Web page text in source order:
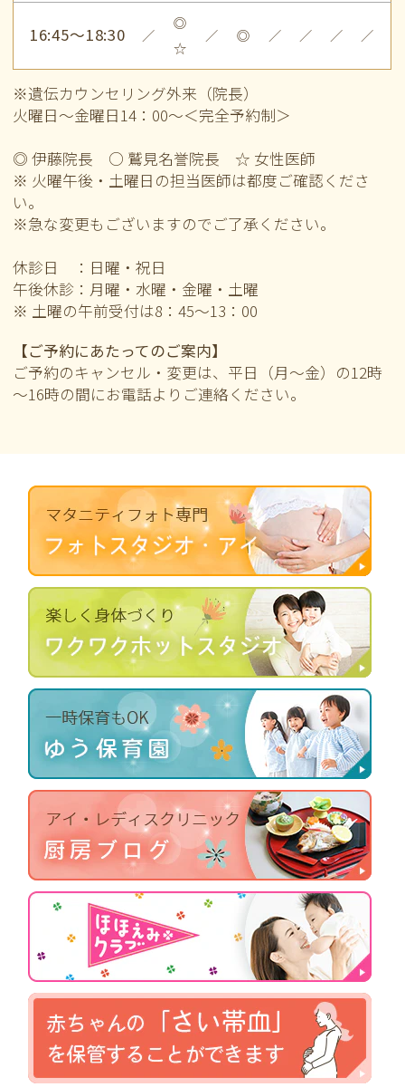
16:45～18:30 ／
◎
☆
／ ◎ ／ ／ ／ ／
※遺伝カウンセリング外来（院長）
火曜日～金曜日14：00～＜完全予約制＞
◎ 伊藤院長 ○ 鷲見名誉院長 ☆ 女性医師
※ 火曜午後・土曜日の担当医師は都度ご確認くださ
い。
※急な変更もございますのでご了承ください。
休診日 ：日曜・祝日
午後休診：月曜・水曜・金曜・土曜
※ 土曜の午前受付は8：45～13：00
【ご予約にあたってのご案内】
ご予約のキャンセル・変更は、平日（月～金）の12時
～16時の間にお電話よりご連絡ください。